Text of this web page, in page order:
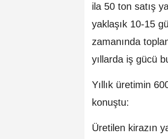
ila 50 ton satış
yaklaşık 10-15
zamanında
yıllarda iş gücü
Yıllık üretimin
konuştu:
Üretilen kirazın